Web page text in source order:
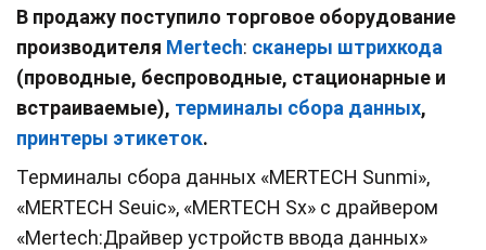
В продажу поступило торговое оборудование
производителя Mertech: сканеры штрихкода
(проводные, беспроводные, стационарные и
встраиваемые), терминалы сбора данных,
принтеры этикеток.
Терминалы сбора данных «MERTECH Sunmi»,
«MERTECH Seuic», «MERTECH Sх» с драйвером
«Mertech:Драйвер устройств ввода данных»